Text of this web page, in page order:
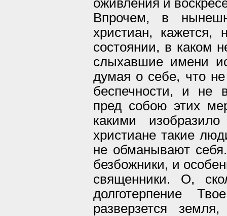
оживления и
Впрочем, в
христиан, кажется,
состоянии, в каком
слыхавшие имени
думая о себе, что
беспечности, и не
пред собою этих
какими
христиане такие
не обманывают
безбожники, и
священники. О,
долготерпение
разверзется